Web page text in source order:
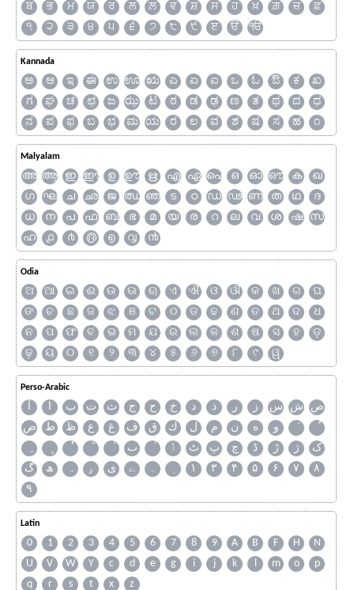
ਬ
ਭ ਮ ਯ ਰ ਲ ਲ਼ ਵ ਸ਼ ਸ ਹ ਖ਼ ਗ਼ ਜ਼
ਫ਼
੧
੨ ੩ ੪ ੫ ੬ ੭ ੮ ੯ ੲ ੳ ੴ
Kannada
ಅ ಆ ಇ ಈ ಉ ಊ ಋ ಎ ಏ ಐ ಒ ಓ ಔ ಕ
ಖ
ಗ
ಘ ಚ ಛ ಜ ಝ ಟ ಠ ಡ ಢ ಣ ತ ಥ ದ
ಧ
ನ
ಪ ಫ ಬ ಭ ಮ ಯ ರ ಲ ವ ಶ ಷ ಸ ಹ ೧
Malyalam
അ ആ ഇ ഈ ഉ ഊ ഋ എ ഏ ഐ ഒ ഓ ഔ ക
ഖ
ഗ
ഘ ച ഛ ജ ഝ ഞ ട ഠ ഡ ഢ ണ ത ഥ
ദ
ധ
ന പ ഫ ബ ഭ മ യ ര റ ല വ ശ ഷ
സ
ഹ
൧ ൪ ൫ ൭ ൮ ൯
Odia
ଅ ଆ ଇ ଈ ଉ ଊ ଋ ଏ ଐ ଓ ଔ କ ଖ ଗ
ଘ
ଙ
ଚ ଛ ଜ ଝ ଞ ଟ ଠ ଡ ଢ ଣ ତ ଥ ଦ
ଧ
ନ
ପ ଫ ବ ଭ ମ ଯ ର ଲ ଳ ଶ ଷ ସ ହ
ଡ଼
ଢ଼
ୟ ୦ ୧ ୨ ୩ ୪ ୫ ୬ ୭ ୮ ୯ ୱ
Perso-Arabic
آ ا ب ت ث ج ح خ د ذ ر ز س ش ص
ض
ط ظ ع غ ف ق ك ل م ن ه
و
ٮ
ٲ ٹ پ چ ڈ ڑ ژ
ک
گ
ھ ہ ۄ ی ے ۔ ۱ ۳ ۴ ۵ ۶ ۷
۸
۹
Latin
0 1 2 3 4 5 6 7 8 9 A B F H
N
U
V W Y c d e g i j k l m o
p
q
r s t x z